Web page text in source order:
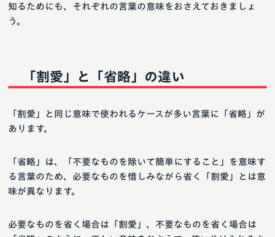
知るためにも、それぞれの言葉の意味をおさえておきましょ
う。
「割愛」と「省略」の違い
「割愛」と同じ意味で使われるケースが多い言葉に「省略」が
あります。
「省略」は、「不要なものを除いて簡単にすること」を意味す
る言葉のため、必要なものを惜しみながら省く「割愛」とは意
味が異なります。
必要なものを省く場合は「割愛」、不要なものを省く場合は